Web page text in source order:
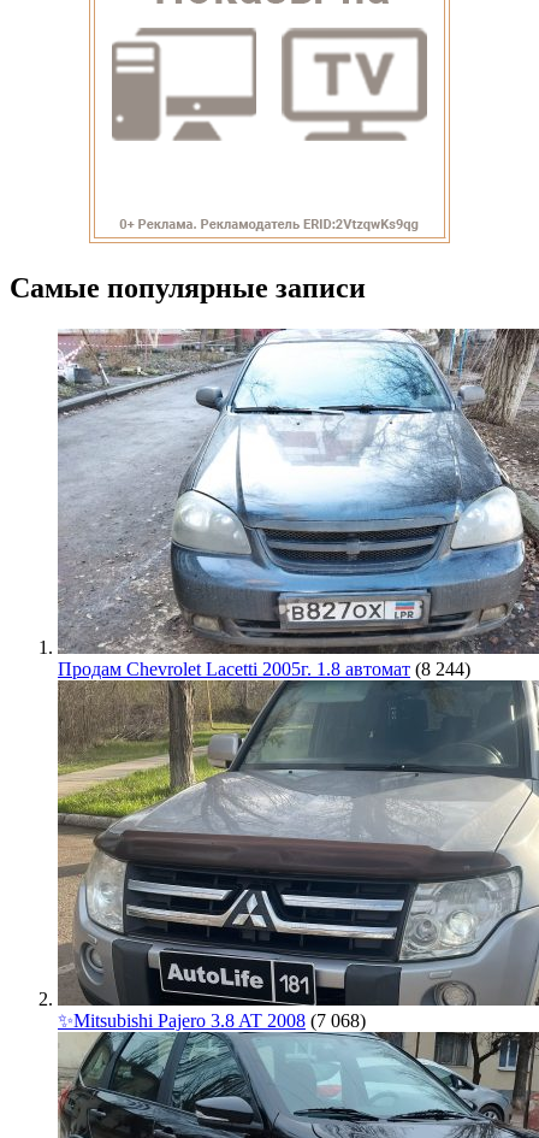
Самые популярные записи
Продам Chevrolet Lacetti 2005г. 1.8 автомат (8 244)
✨Mitsubishi Pajero 3.8 AT 2008 (7 068)